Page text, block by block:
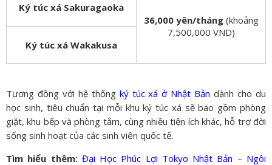
Ký túc xá Sakuragaoka
36,000 yên/tháng (khoảng
7,500,000 VND)
Ký túc xá Wakakusa
Tương đồng với hệ thống ký túc xá ở Nhật Bản dành cho du
học sinh, tiêu chuẩn tại mỗi khu ký túc xá sẽ bao gồm phòng
giặt, khu bếp và phòng tắm, cùng nhiều tiện ích khác, hỗ trợ đời
sống sinh hoạt của các sinh viên quốc tế.
Tìm hiểu thêm: Đại Học Phúc Lợi Tokyo Nhật Bản – Ngôi